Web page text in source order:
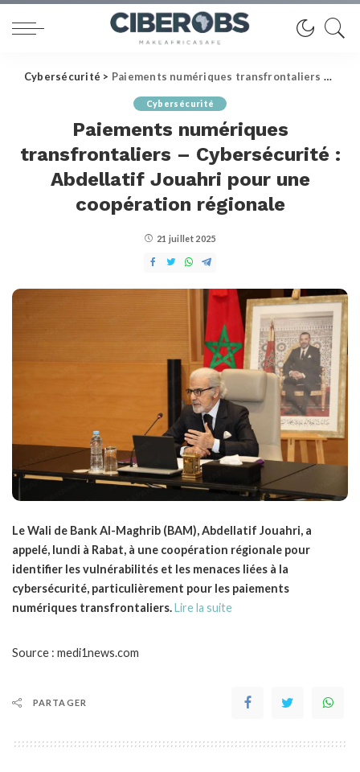
Cybersécurité > Paiements numériques transfrontaliers – Cybersécurité : Abdellatif Jouahri pour une coopération régionale
Cybersécurité
Paiements numériques
transfrontaliers – Cybersécurité :
Abdellatif Jouahri pour une
coopération régionale
21 juillet 2025
Le Wali de Bank Al-Maghrib (BAM), Abdellatif Jouahri, a
appelé, lundi à Rabat, à une coopération régionale pour
identifier les vulnérabilités et les menaces liées à la
cybersécurité, particulièrement pour les paiements
numériques transfrontaliers.Lire la suite
Source : medi1news.com
PARTAGER